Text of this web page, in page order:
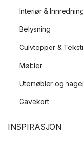
Interiør & Innredning
Belysning
Gulvtepper &
Møbler
Utemøbler og
Gavekort
INSPIRASJON